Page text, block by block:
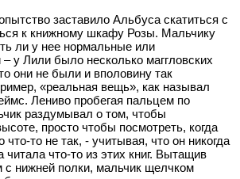
заставило Альбуса скатиться с
к книжному шкафу Розы. Мальчику
ли у нее нормальные или
у Лили было несколько маггловских
они не были и вполовину так
«реальная вещь», как называл
Лениво пробегая пальцем по
раздумывал о том, чтобы
просто чтобы посмотреть, когда
что-то не так, - учитывая, что он никогда
что-то из этих книг. Вытащив
нижней полки, мальчик щелчком